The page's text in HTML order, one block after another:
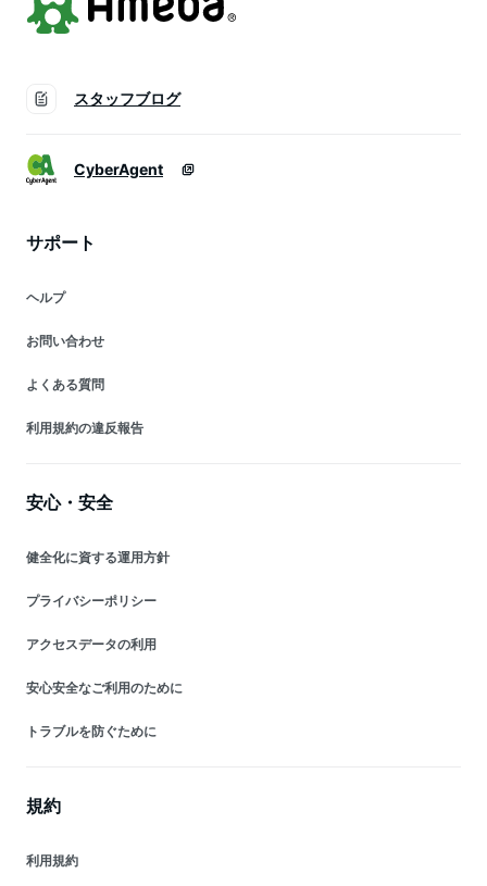
スタッフブログ
CyberAgent
サポート
ヘルプ
お問い合わせ
よくある質問
利用規約の違反報告
安心・安全
健全化に資する運用方針
プライバシーポリシー
アクセスデータの利用
安心安全なご利用のために
トラブルを防ぐために
規約
利用規約